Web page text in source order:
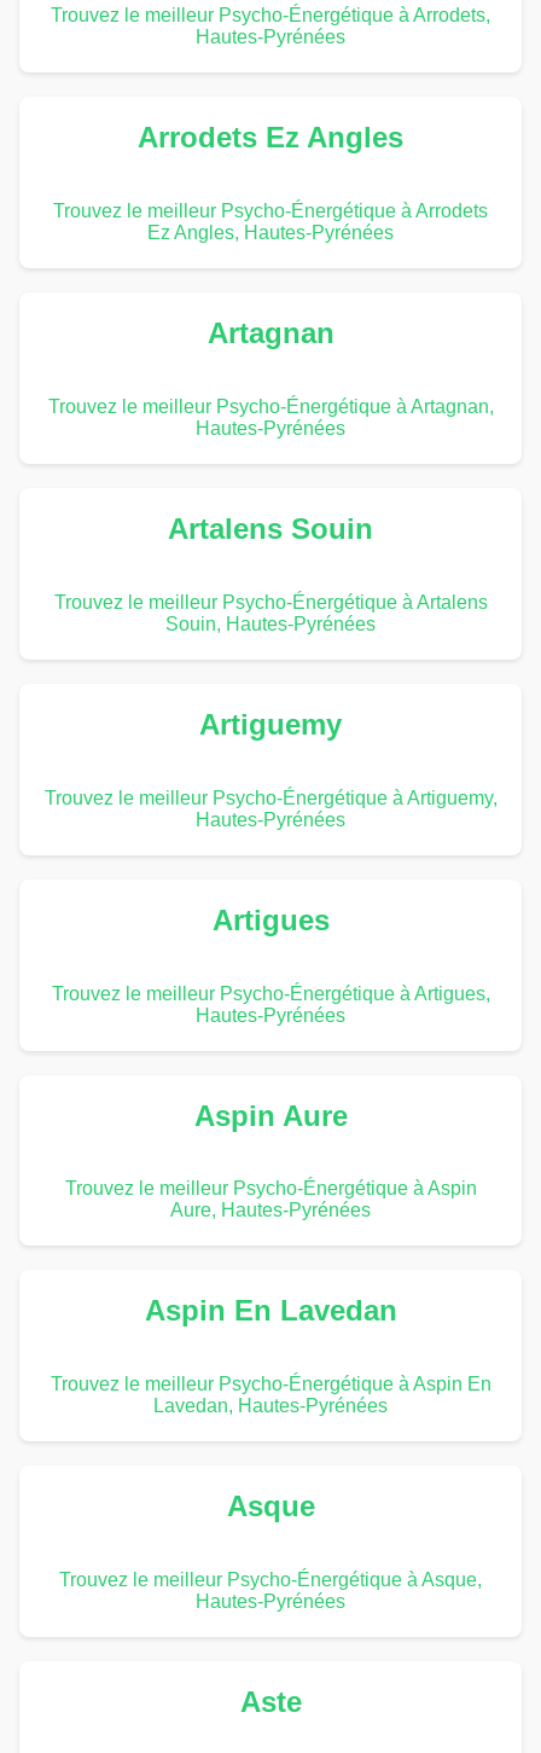
Trouvez le meilleur Psycho-Énergétique à Arrodets,
Hautes-Pyrénées
Arrodets Ez Angles
Trouvez le meilleur Psycho-Énergétique à Arrodets
Ez Angles, Hautes-Pyrénées
Artagnan
Trouvez le meilleur Psycho-Énergétique à Artagnan,
Hautes-Pyrénées
Artalens Souin
Trouvez le meilleur Psycho-Énergétique à Artalens
Souin, Hautes-Pyrénées
Artiguemy
Trouvez le meilleur Psycho-Énergétique à Artiguemy,
Hautes-Pyrénées
Artigues
Trouvez le meilleur Psycho-Énergétique à Artigues,
Hautes-Pyrénées
Aspin Aure
Trouvez le meilleur Psycho-Énergétique à Aspin
Aure, Hautes-Pyrénées
Aspin En Lavedan
Trouvez le meilleur Psycho-Énergétique à Aspin En
Lavedan, Hautes-Pyrénées
Asque
Trouvez le meilleur Psycho-Énergétique à Asque,
Hautes-Pyrénées
Aste